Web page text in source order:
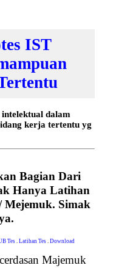
IST
intelektual dalam
kerja tertentu yg
Bagian Dari
Hanya Latihan
Mejemuk. Simak
Tes Latihan Tes Download